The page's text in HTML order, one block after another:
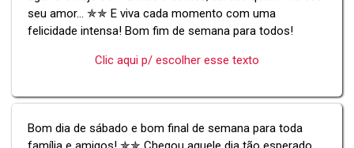
seu amor... ✯✯ E viva cada momento com uma
felicidade intensa! Bom fim de semana para todos!
Clic aqui p/ escolher esse texto
Bom dia de sábado e bom final de semana para toda